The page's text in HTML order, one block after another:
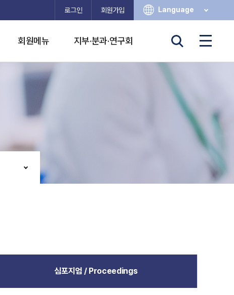
로그인 회원가입 Language
회원메뉴 지부·분과·연구회
심포지엄 / Proceedings